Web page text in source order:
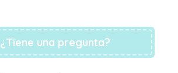
¿Tiene una pregunta?